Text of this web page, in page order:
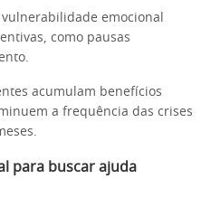
emocional
como pausas
acumulam benefícios
a frequência das crises
para buscar ajuda